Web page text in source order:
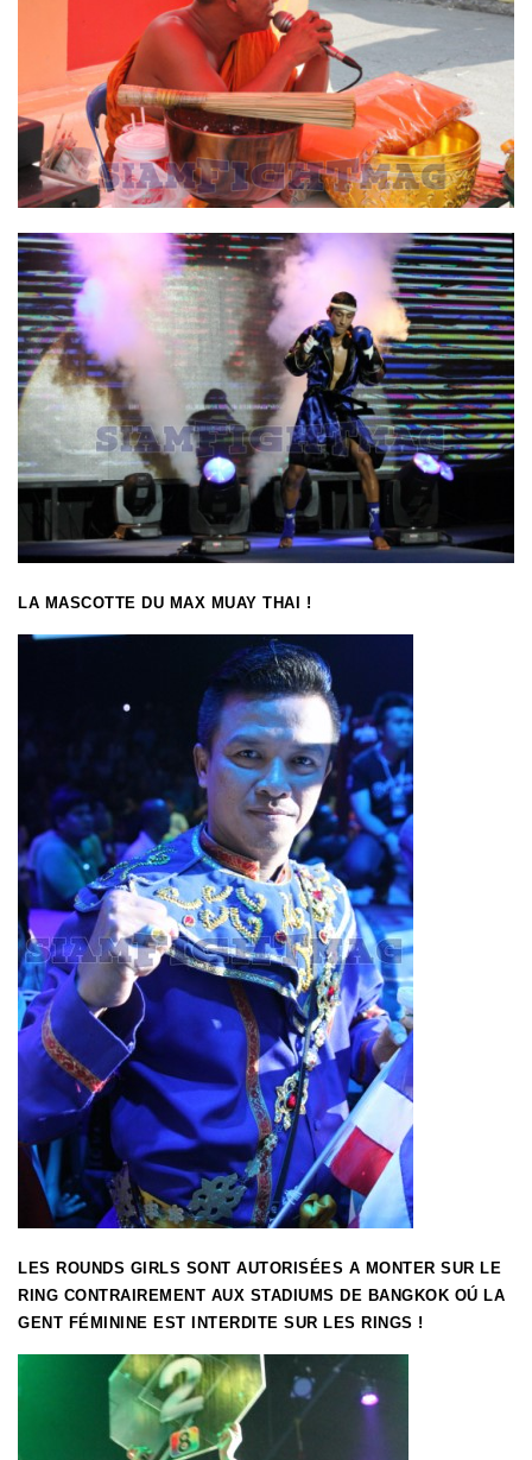
LA MASCOTTE DU MAX MUAY THAI !
LES ROUNDS GIRLS SONT AUTORISÉES A MONTER SUR LE
RING CONTRAIREMENT AUX STADIUMS DE BANGKOK OÚ LA
GENT FÉMININE EST INTERDITE SUR LES RINGS !